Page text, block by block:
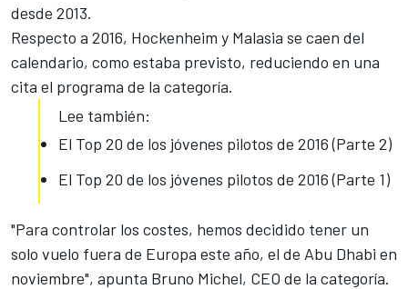
desde 2013.
Respecto a 2016, Hockenheim y Malasia se caen del
calendario, como estaba previsto, reduciendo en una
cita el programa de la categoría.
Lee también:
El Top 20 de los jóvenes pilotos de 2016 (Parte 2)
El Top 20 de los jóvenes pilotos de 2016 (Parte 1)
"Para controlar los costes, hemos decidido tener un
solo vuelo fuera de Europa este año, el de Abu Dhabi en
noviembre", apunta Bruno Michel, CEO de la categoría.